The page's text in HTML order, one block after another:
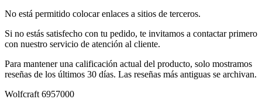
No está permitido colocar enlaces a sitios de terceros.
Si no estás satisfecho con tu pedido, te invitamos a contactar primero
con nuestro servicio de atención al cliente.
Para mantener una calificación actual del producto, solo mostramos
reseñas de los últimos 30 días. Las reseñas más antiguas se archivan.
Wolfcraft 6957000